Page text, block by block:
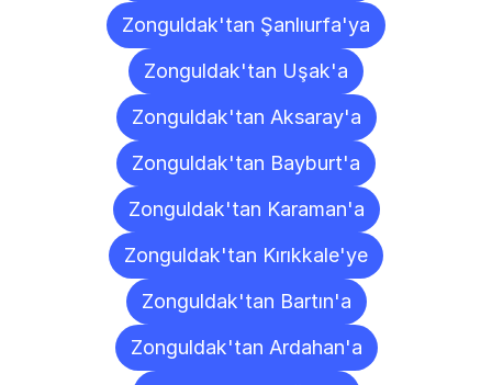
Zonguldak'tan Şanlıurfa'ya
Zonguldak'tan Uşak'a
Zonguldak'tan Aksaray'a
Zonguldak'tan Bayburt'a
Zonguldak'tan Karaman'a
Zonguldak'tan Kırıkkale'ye
Zonguldak'tan Bartın'a
Zonguldak'tan Ardahan'a